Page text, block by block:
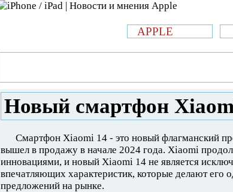
APPLE
Новый смартфон
Смартфон Xiaomi 14 - это новый флагманский
вышел в продажу в начале 2024 года. Xiaomi
инновациями, и новый Xiaomi 14 не является
впечатляющих характеристик, которые делают его
предложений на рынке.